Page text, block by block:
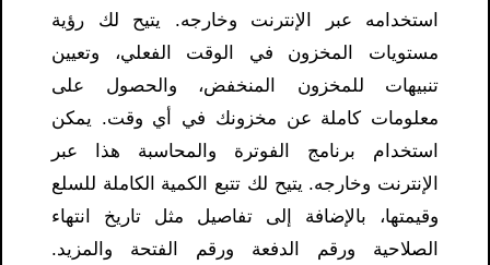
استخدامه عبر الإنترنت وخارجه. يتيح لك رؤية
مستويات المخزون في الوقت الفعلي، وتعيين
تنبيهات للمخزون المنخفض، والحصول على
معلومات كاملة عن مخزونك في أي وقت. يمكن
استخدام برنامج الفوترة والمحاسبة هذا عبر
الإنترنت وخارجه. يتيح لك تتبع الكمية الكاملة للسلع
وقيمتها، بالإضافة إلى تفاصيل مثل تاريخ انتهاء
الصلاحية ورقم الدفعة ورقم الفتحة والمزيد.